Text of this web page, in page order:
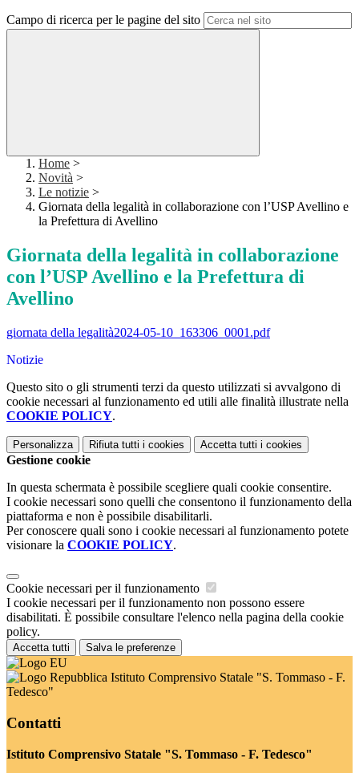
Campo di ricerca per le pagine del sito
Home >
Novità >
Le notizie >
Giornata della legalità in collaborazione con l’USP Avellino e
la Prefettura di Avellino
Giornata della legalità in collaborazione
con l’USP Avellino e la Prefettura di
Avellino
giornata della legalità2024-05-10_163306_0001.pdf
Notizie
Questo sito o gli strumenti terzi da questo utilizzati si avvalgono di
cookie necessari al funzionamento ed utili alle finalità illustrate nella
COOKIE POLICY.
Personalizza Rifiuta tutti i cookies Accetta tutti i cookies
Gestione cookie
In questa schermata è possibile scegliere quali cookie consentire.
I cookie necessari sono quelli che consentono il funzionamento della
piattaforma e non è possibile disabilitarli.
Per conoscere quali sono i cookie necessari al funzionamento potete
visionare la COOKIE POLICY.
Cookie necessari per il funzionamento
I cookie necessari per il funzionamento non possono essere
disabilitati. È possibile consultare l'elenco nella pagina della cookie
policy.
Accetta tutti Salva le preferenze
Istituto Comprensivo Statale "S. Tommaso - F.
Tedesco"
Contatti
Istituto Comprensivo Statale "S. Tommaso - F. Tedesco"